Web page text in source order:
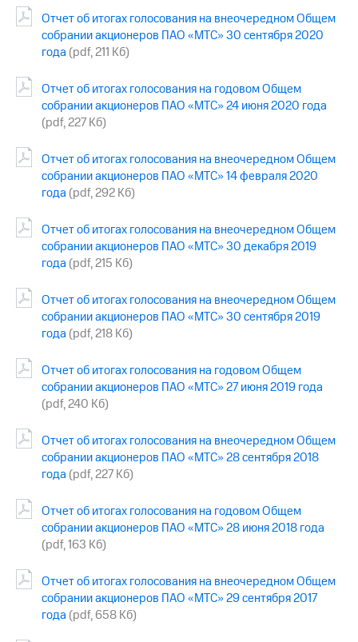
акционеров
Личный
кабинет
акционера
капитал
Контроль
и
аудит
акций
Описание
приобретения
Порядок
выкупа
акций
Рынок
облигаций
Описание
Уведомление
о
погашении
облигаций
Другое
Регистратор
Контакты
развитие
деловая этика
Отчет об итогах голосования на внеочередном Общем
собрании акционеров ПАО «МТС» 30 сентября 2020
года (pdf, 211 Кб)
Отчет об итогах голосования на годовом Общем
собрании акционеров ПАО «МТС» 24 июня 2020 года
(pdf, 227 Кб)
Отчет об итогах голосования на внеочередном Общем
собрании акционеров ПАО «МТС» 14 февраля 2020
года (pdf, 292 Кб)
Отчет об итогах голосования на внеочередном Общем
собрании акционеров ПАО «МТС» 30 декабря 2019
года (pdf, 215 Кб)
Отчет об итогах голосования на внеочередном Общем
собрании акционеров ПАО «МТС» 30 сентября 2019
года (pdf, 218 Кб)
Отчет об итогах голосования на годовом Общем
собрании акционеров ПАО «МТС» 27 июня 2019 года
(pdf, 240 Кб)
Отчет об итогах голосования на внеочередном Общем
собрании акционеров ПАО «МТС» 28 сентября 2018
года (pdf, 227 Кб)
Отчет об итогах голосования на годовом Общем
собрании акционеров ПАО «МТС» 28 июня 2018 года
(pdf, 163 Кб)
Отчет об итогах голосования на внеочередном Общем
собрании акционеров ПАО «МТС» 29 сентября 2017
года (pdf, 658 Кб)